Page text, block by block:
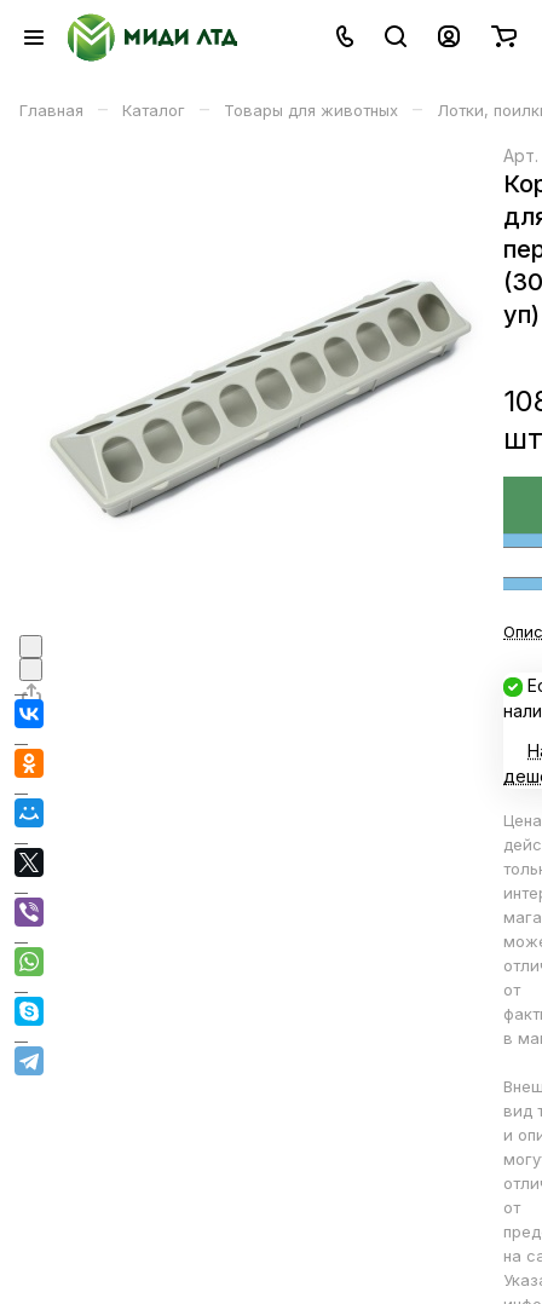
Главная – Каталог – Товары для животных – Лотки,
Арт.
уп)
шт
Цена
от
в
вид
и
от
на